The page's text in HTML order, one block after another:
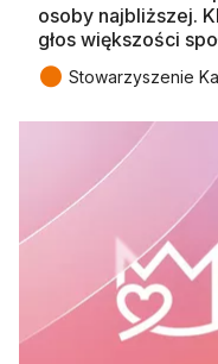
osoby najbliższej.
głos większości
● Stowarzyszenie